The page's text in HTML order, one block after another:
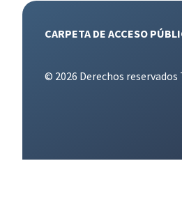
CARPETA DE ACCESO
© 2026 Derechos reservados